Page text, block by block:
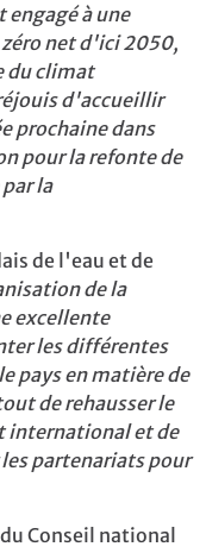
engagé à une
zéro net d'ici 2050,
du climat
d'accueillir
prochaine dans
pour la refonte de
la
de l'eau et de
de la
excellente
les différentes
pays en matière de
de rehausser le
international et de
partenariats pour
Conseil national